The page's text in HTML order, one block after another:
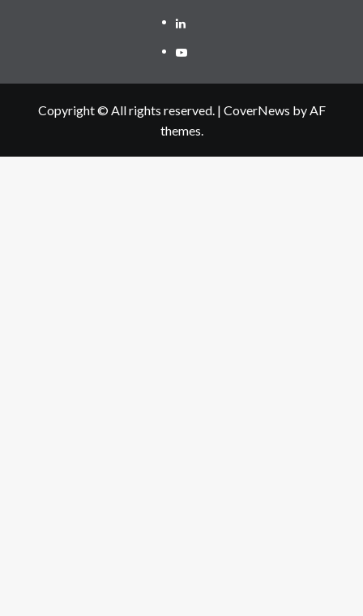
Linkedin
Youtube
Copyright © All rights reserved. | CoverNews by AF
themes.